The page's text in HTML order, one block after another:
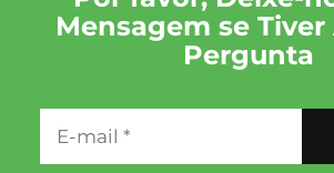
Mensagem se
Pergunta